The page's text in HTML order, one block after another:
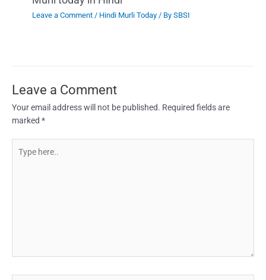
Leave a Comment / Hindi Murli Today / BySBSI
Leave a Comment
Your email address will not be published. Required fields are
marked *
here..